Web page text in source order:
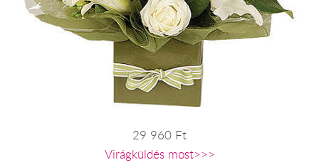
29 960 Ft
Virágküldés most>>>